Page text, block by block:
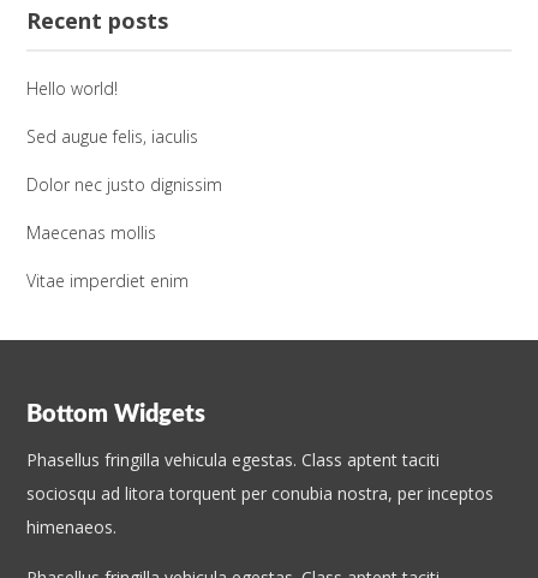
Recent posts
Hello world!
Sed augue felis, iaculis
Dolor nec justo dignissim
Maecenas mollis
Vitae imperdiet enim
Bottom Widgets
Phasellus fringilla vehicula egestas. Class aptent taciti
sociosqu ad litora torquent per conubia nostra, per inceptos
himenaeos.